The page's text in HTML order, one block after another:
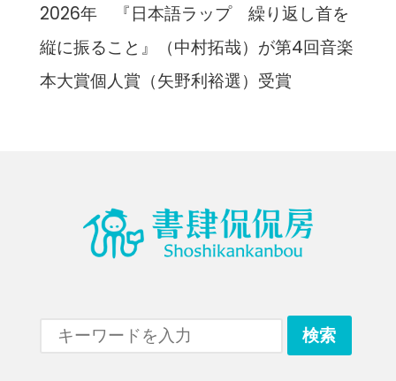
2026年 『日本語ラップ 繰り返し首を
縦に振ること』（中村拓哉）が第4回音楽
本大賞個人賞（矢野利裕選）受賞